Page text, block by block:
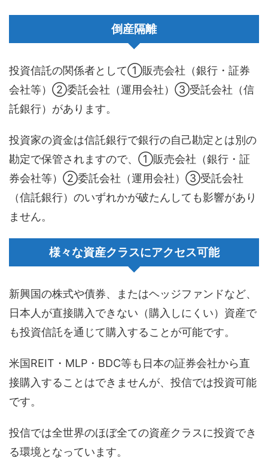
倒産隔離
投資信託の関係者として①販売会社（銀行・証券
会社等）②委託会社（運用会社）③受託会社（信
託銀行）があります。
投資家の資金は信託銀行で銀行の自己勘定とは別の
勘定で保管されますので、①販売会社（銀行・証
券会社等）②委託会社（運用会社）③受託会社
（信託銀行）のいずれかが破たんしても影響があり
ません。
様々な資産クラスにアクセス可能
新興国の株式や債券、またはヘッジファンドなど、
日本人が直接購入できない（購入しにくい）資産で
も投資信託を通じて購入することが可能です。
米国REIT・MLP・BDC等も日本の証券会社から直
接購入することはできませんが、投信では投資可能
です。
投信では全世界のほぼ全ての資産クラスに投資でき
る環境となっています。